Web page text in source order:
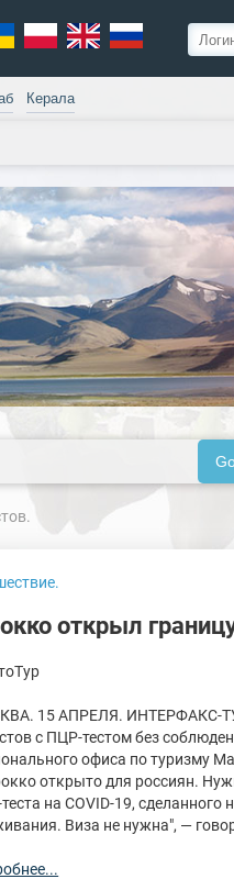
Керала
открыл
15 АПРЕЛЯ. ИНТЕРФАКС-
с ПЦР-тестом без
офиса по туризму
открыто для россиян.
на COVID-19, сделанного
Виза не нужна", —